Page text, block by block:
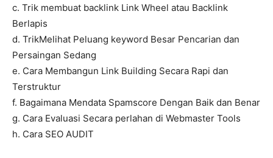
c. Trik membuat backlink Link Wheel atau Backlink
Berlapis
d. TrikMelihat Peluang keyword Besar Pencarian dan
Persaingan Sedang
e. Cara Membangun Link Building Secara Rapi dan
Terstruktur
f. Bagaimana Mendata Spamscore Dengan Baik dan Benar
g. Cara Evaluasi Secara perlahan di Webmaster Tools
h. Cara SEO AUDIT